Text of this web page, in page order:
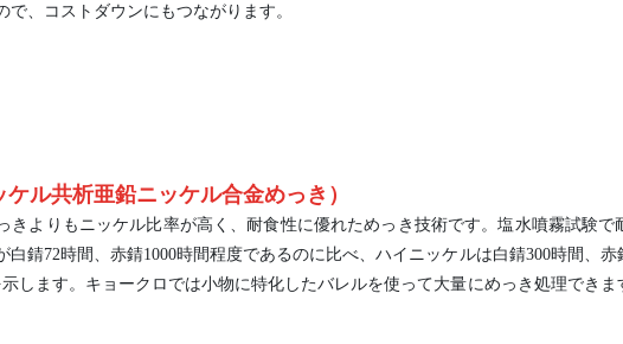
、コストダウンにもつながります。
ル共析亜鉛ニッケル合金めっき）
きよりもニッケル比率が高く、耐食性に優れためっき技術です。塩水噴霧試験で
白錆72時間、赤錆1000時間程度であるのに比べ、ハイニッケルは白錆300時間、赤
します。キョークロでは小物に特化したバレルを使って大量にめっき処理でき